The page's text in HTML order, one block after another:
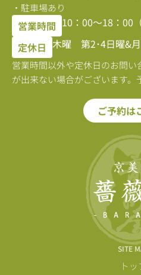
SITE
トッ
・駐車場あり
営業時間 10：00〜18：00
定休日 木曜 第2･4日曜&
営業時間以外や定休日のお問
が出来ない場合がございます。
ご予約は